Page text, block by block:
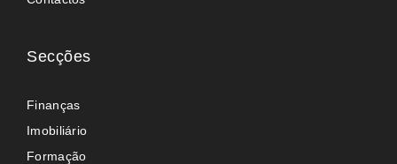
Secções
Finanças
Imobiliário
Formação